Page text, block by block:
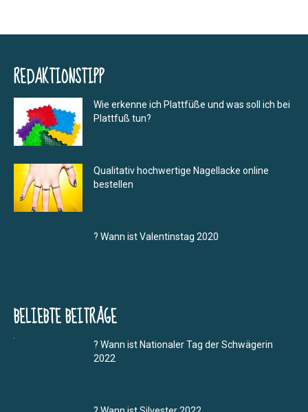
REDAKTIONSTIPP
Wie erkenne ich Plattfüße und was soll ich bei
Plattfuß tun?
Qualitativ hochwertige Nagellacke online
bestellen
? Wann ist Valentinstag 2020
BELIEBTE BEITRÄGE
? Wann ist Nationaler Tag der Schwägerin
2022